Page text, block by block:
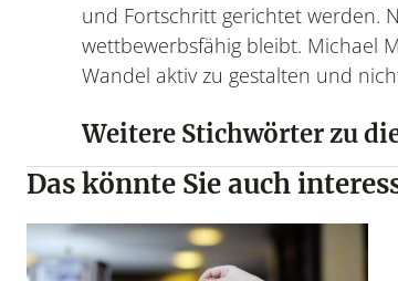
und Fortschritt gerichtet werden.
wettbewerbsfähig bleibt. Michael
Wandel aktiv zu gestalten und
Weitere Stichwörter zu
Das könnte Sie auch